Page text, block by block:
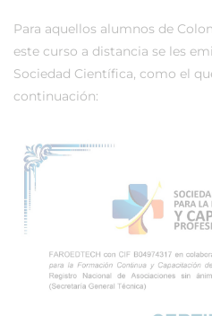
Para aquellos alumnos de
este curso a distancia se les
Sociedad Científica, como el
continuación: